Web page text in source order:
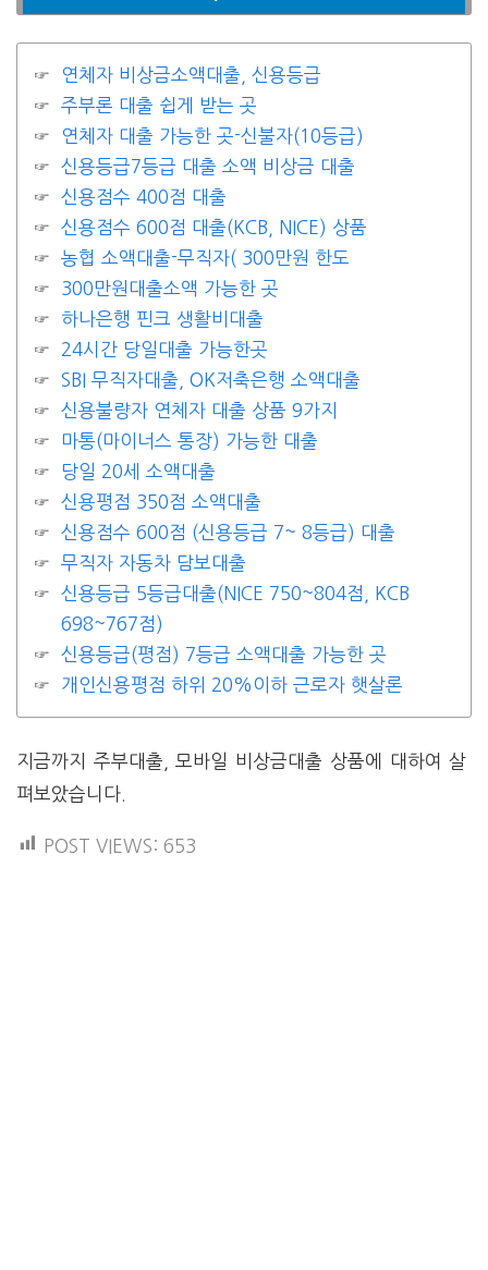
연체자 비상금소액대출, 신용등급
주부론 대출 쉽게 받는 곳
연체자 대출 가능한 곳-신불자(10등급)
신용등급7등급 대출 소액 비상금 대출
신용점수 400점 대출
신용점수 600점 대출(KCB, NICE) 상품
농협 소액대출-무직자( 300만원 한도
300만원대출소액 가능한 곳
하나은행 핀크 생활비대출
24시간 당일대출 가능한곳
SBI 무직자대출, OK저축은행 소액대출
신용불량자 연체자 대출 상품 9가지
마통(마이너스 통장) 가능한 대출
당일 20세 소액대출
신용평점 350점 소액대출
신용점수 600점 (신용등급 7~ 8등급) 대출
무직자 자동차 담보대출
신용등급 5등급대출(NICE 750~804점, KCB
698~767점)
신용등급(평점) 7등급 소액대출 가능한 곳
개인신용평점 하위 20%이하 근로자 햇살론
지금까지 주부대출, 모바일 비상금대출 상품에 대하여 살
펴보았습니다.
POST VIEWS: 653